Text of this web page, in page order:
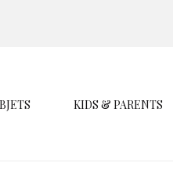
KIDS & PARENTS